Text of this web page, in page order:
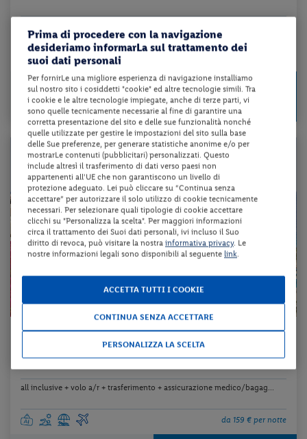
Check-in
il 30/12/26 da1145 €
a persona per 7 notti
Egitto - Sharm El Sheikh
MÖVENPICK RESORT SHARM EL SHEIKH
all inclusive + volo a/r + trasferimento + assicurazione medico/bagag...
da 159 € per notte
Prima di procedere con la navigazione
desideriamo informarLa sul trattamento dei
suoi dati personali
Per fornirLe una migliore esperienza di navigazione installiamo
sul nostro sito i cosiddetti "cookie" ed altre tecnologie simili. Tra
i cookie e le altre tecnologie impiegate, anche di terze parti, vi
sono quelle tecnicamente necessarie al fine di garantire una
corretta presentazione del sito e delle sue funzionalità nonché
quelle utilizzate per gestire le impostazioni del sito sulla base
delle Sue preferenze, per generare statistiche anonime e/o per
mostrarLe contenuti (pubblicitari) personalizzati. Questo
include altresì il trasferimento di dati verso paesi non
appartenenti all'UE che non garantiscono un livello di
protezione adeguato. Lei può cliccare su “Continua senza
accettare” per autorizzare il solo utilizzo di cookie tecnicamente
necessari. Per selezionare quali tipologie di cookie accettare
clicchi su "Personalizza la scelta". Per maggiori informazioni
circa il trattamento dei Suoi dati personali, ivi incluso il Suo
diritto di revoca, può visitare la nostra informativa privacy. Le
nostre informazioni legali sono disponibili al seguente link.
ACCETTA TUTTI I COOKIE
CONTINUA SENZA ACCETTARE
PERSONALIZZA LA SCELTA